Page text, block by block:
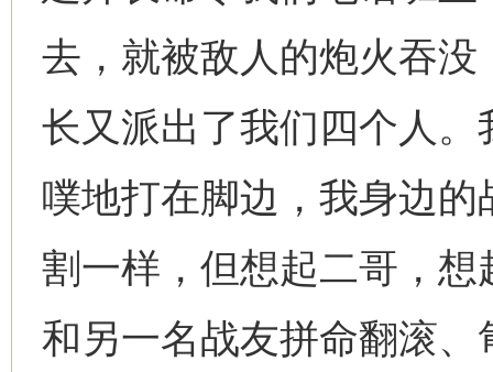
去，就被敌人的炮火吞
长又派出了我们四个人
噗地打在脚边，我身边
割一样，但想起二哥，
和另一名战友拼命翻滚